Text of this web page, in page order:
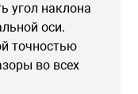
угол наклона
оси.
точностью
во всех